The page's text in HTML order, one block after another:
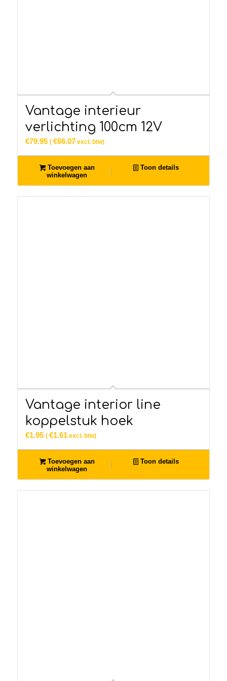
Vantage interieur
verlichting 100cm 12V
€79.95 ( €66.07excl. btw)
Toevoegen aan
winkelwagen
Toon details
Vantage interior line
koppelstuk hoek
€1.95 ( €1.61excl. btw)
Toevoegen aan
winkelwagen
Toon details